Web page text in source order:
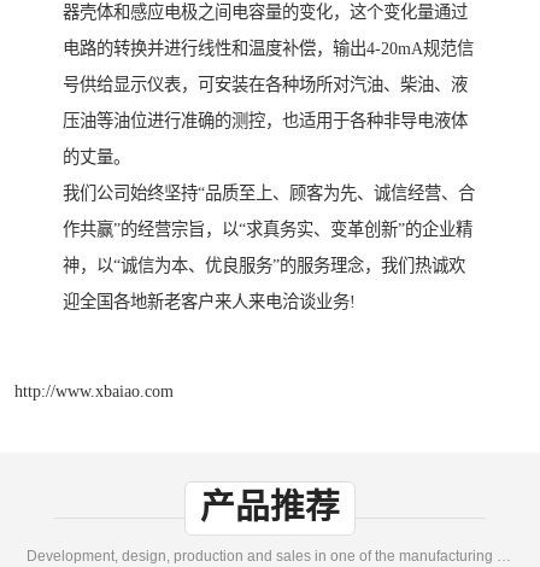
器壳体和感应电极之间电容量的变化，这个变化量通过
电路的转换并进行线性和温度补偿，输出4-20mA规范信
号供给显示仪表，可安装在各种场所对汽油、柴油、液
压油等油位进行准确的测控，也适用于各种非导电液体
的丈量。
我们公司始终坚持“品质至上、顾客为先、诚信经营、合
作共赢”的经营宗旨，以“求真务实、变革创新”的企业精
神，以“诚信为本、优良服务”的服务理念，我们热诚欢
迎全国各地新老客户来人来电洽谈业务!
http://www.xbaiao.com
产品推荐
Development, design, production and sales in one of the manufacturing enterprises